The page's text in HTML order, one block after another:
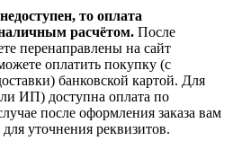
то оплата
расчётом. После
перенаправлены на сайт
оплатить покупку (с
банковской картой. Для
ИП) доступна оплата по
после оформления заказа вам
уточнения реквизитов.